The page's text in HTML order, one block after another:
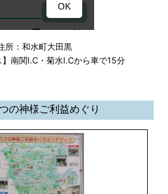
所：和水町大田黒
】南関I.C・菊水I.Cから車で15分
の神様ご利益めぐり